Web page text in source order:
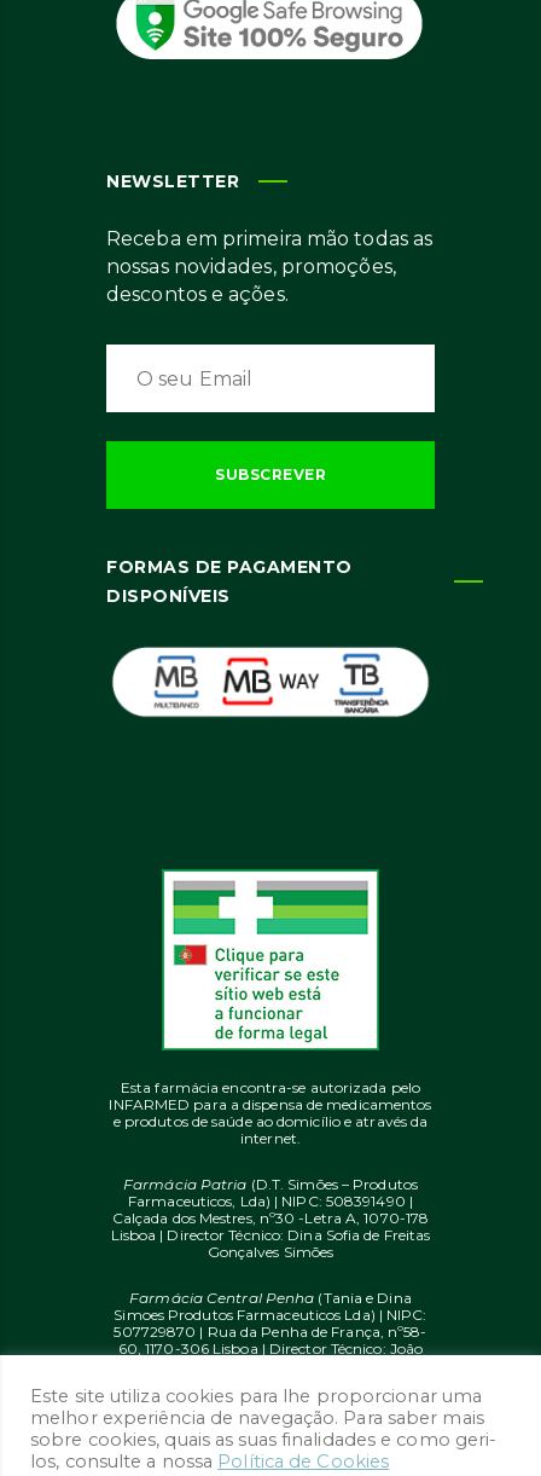
NEWSLETTER
Receba em primeira mão todas as
nossas novidades, promoções,
descontos e ações.
FORMAS DE PAGAMENTO
DISPONÍVEIS
Esta farmácia encontra-se autorizada pelo
INFARMED para a dispensa de medicamentos
e produtos de saúde ao domicílio e através da
internet.
Farmácia Patria (D.T. Simões – Produtos
Farmaceuticos, Lda) | NIPC: 508391490 |
Calçada dos Mestres, nº30 -Letra A, 1070-178
Lisboa | Director Técnico: Dina Sofia de Freitas
Gonçalves Simões
Farmácia Central Penha (Tania e Dina
Simoes Produtos Farmaceuticos Lda) | NIPC:
507729870 | Rua da Penha de França, nº58-
60, 1170-306 Lisboa | Director Técnico: João
© 2020 farmaciaon.pt | Design and
Development: iupi.agencyby Dual Up
Consulting Group
Este site utiliza cookies para lhe proporcionar uma
melhor experiência de navegação. Para saber mais
sobre cookies, quais as suas finalidades e como geri-
los, consulte a nossa Política de Cookies